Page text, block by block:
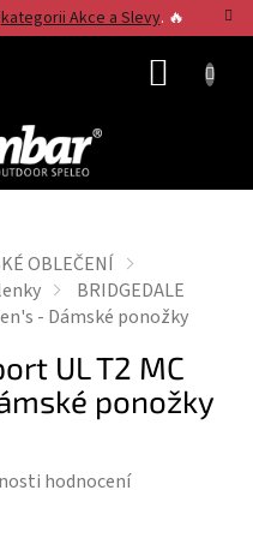
kategorii Akce a Slevy. 🔥
OBLEČENÍ
BRIDGEDALE
- Dámské ponožky
UL T2 MC
ponožky
hodnocení